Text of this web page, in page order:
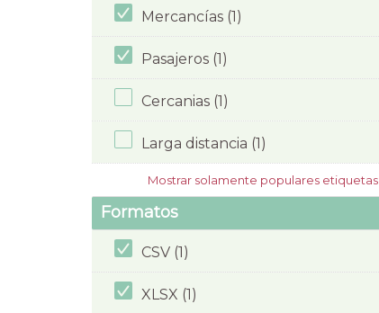
Mercancías (1)
Pasajeros (1)
Cercanias (1)
Larga distancia (1)
Mostrar solamente populares etiquetas
Formatos
CSV (1)
XLSX (1)